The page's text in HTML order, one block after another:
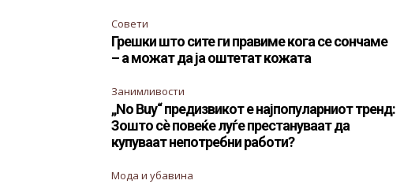
Совети
Грешки што сите ги правиме кога се сончаме
– а можат да ја оштетат кожата
Занимливости
„No Buy“ предизвикот е најпопуларниот тренд:
Зошто сè повеќе луѓе престануваат да
купуваат непотребни работи?
Мода и убавина